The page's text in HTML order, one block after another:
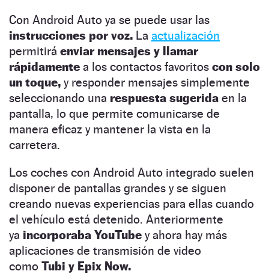
Con Android Auto ya se puede usar las
instrucciones por voz. La actualización
permitirá enviar mensajes y llamar
rápidamente a los contactos favoritos con solo
un toque, y responder mensajes simplemente
seleccionando una respuesta sugerida en la
pantalla, lo que permite comunicarse de
manera eficaz y mantener la vista en la
carretera.
Los coches con Android Auto integrado suelen
disponer de pantallas grandes y se siguen
creando nuevas experiencias para ellas cuando
el vehículo está detenido. Anteriormente
ya incorporaba YouTube y ahora hay más
aplicaciones de transmisión de video
como Tubi y Epix Now.